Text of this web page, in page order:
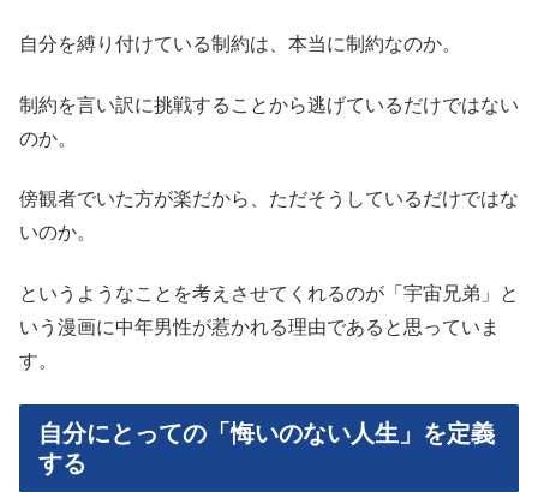
自分を縛り付けている制約は、本当に制約なのか。
制約を言い訳に挑戦することから逃げているだけではない
のか。
傍観者でいた方が楽だから、ただそうしているだけではな
いのか。
というようなことを考えさせてくれるのが「宇宙兄弟」と
いう漫画に中年男性が惹かれる理由であると思っていま
す。
自分にとっての「悔いのない人生」を定義
する